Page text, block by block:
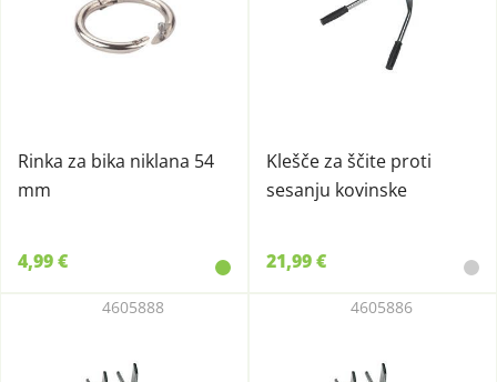
Rinka za bika niklana 54
mm
4,99 €
Klešče za ščite proti
sesanju kovinske
21,99 €
4605888 4605886